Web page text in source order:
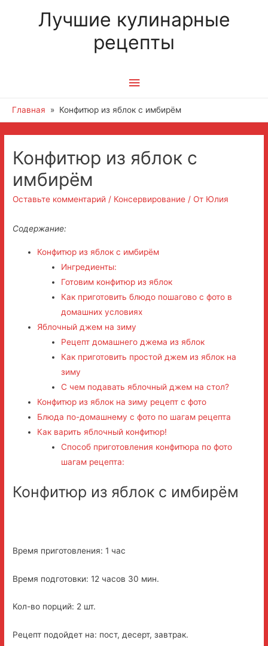
Лучшие кулинарные
рецепты
Главное
меню
Главная Конфитюр из яблок с имбирём
Конфитюр из яблок с
имбирём
Оставьте комментарий / Консервирование / От Юлия
Содержание:
Конфитюр из яблок с имбирём
Ингредиенты:
Готовим конфитюр из яблок
Как приготовить блюдо пошагово с фото в
домашних условиях
Яблочный джем на зиму
Рецепт домашнего джема из яблок
Как приготовить простой джем из яблок на
зиму
С чем подавать яблочный джем на стол?
Конфитюр из яблок на зиму рецепт с фото
Блюда по-домашнему с фото по шагам рецепта
Как варить яблочный конфитюр!
Способ приготовления конфитюра по фото
шагам рецепта:
Конфитюр из яблок с имбирём
Время приготовления: 1 час
Время подготовки: 12 часов 30 мин.
Кол-во порций: 2 шт.
Рецепт подойдет на: пост, десерт, завтрак.
по
записям